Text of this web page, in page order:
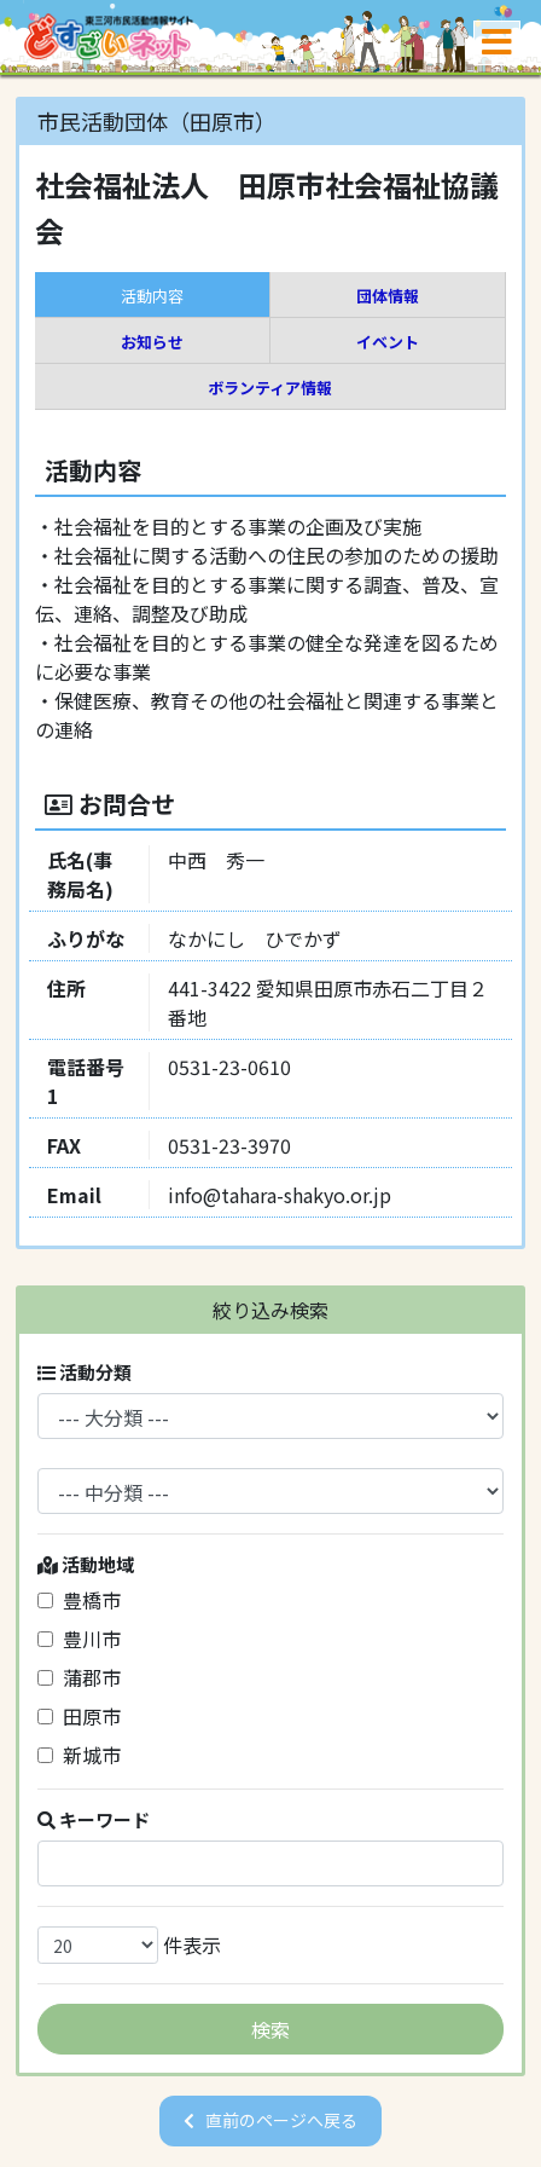
市民活動団体（田原市）
社会福祉法人 田原市社会福祉協議
会
活動内容
団体情報
お知らせ
イベント
ボランティア情報
活動内容
・社会福祉を目的とする事業の企画及び実施
・社会福祉に関する活動への住民の参加のための援助
・社会福祉を目的とする事業に関する調査、普及、宣
伝、連絡、調整及び助成
・社会福祉を目的とする事業の健全な発達を図るため
に必要な事業
・保健医療、教育その他の社会福祉と関連する事業と
の連絡
お問合せ
氏名(事
務局名)
中西 秀一
ふりがな
なかにし ひでかず
住所
441-3422 愛知県田原市赤石二丁目２
番地
電話番号
1
0531-23-0610
FAX
0531-23-3970
Email
info@tahara-shakyo.or.jp
絞り込み検索
活動分類
活動地域
豊橋市
豊川市
蒲郡市
田原市
新城市
キーワード
件表示
直前のページへ戻る